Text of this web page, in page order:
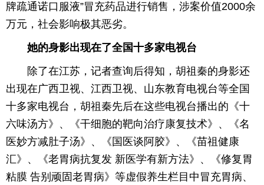
牌疏通诺口服液”冒充药品进行销售，涉案价值2000余
万元，社会影响极其恶劣。
她的身影出现在了全国十多家电视台
除了在江苏，记者查询后得知，胡祖秦的身影还
出现在广西卫视、江西卫视、山东教育电视台等全国
十多家电视台，胡祖秦先后在这些电视台播出的《十
六味汤方》、《干细胞的靶向治疗康复技术》、《名
医妙方减肚子汤》、《国医谈阿胶》、《苗祖健康
汇》、《老胃病抗复发 新医学有新方法》、《修复胃
粘膜 告别顽固老胃病》等虚假养生栏目中冒充胃病、